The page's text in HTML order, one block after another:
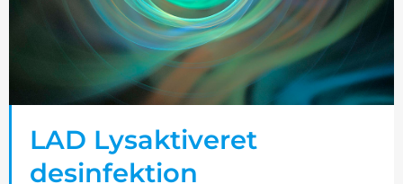
LAD Lysaktiveret
desinfektion